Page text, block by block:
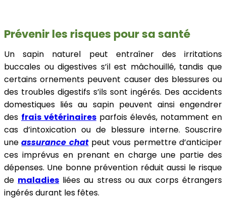
Prévenir les risques pour sa santé
Un sapin naturel peut entraîner des irritations
buccales ou digestives s’il est mâchouillé, tandis que
certains ornements peuvent causer des blessures ou
des troubles digestifs s’ils sont ingérés. Des accidents
domestiques liés au sapin peuvent ainsi engendrer
des frais vétérinaires parfois élevés, notamment en
cas d’intoxication ou de blessure interne. Souscrire
uneassurance chatpeut vous permettre d’anticiper
ces imprévus en prenant en charge une partie des
dépenses. Une bonne prévention réduit aussi le risque
de maladies liées au stress ou aux corps étrangers
ingérés durant les fêtes.